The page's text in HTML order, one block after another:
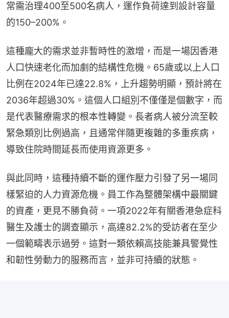
常需治理400至500名病人，運作負荷達到設計容量
的150–200%。
這種龐大的需求並非暫時性的激增，而是一場因香港
人口快速老化而加劇的結構性危機。65歲或以上人口
比例在2024年已達22.8%，上升趨勢明顯，預計將在
2036年超過30%。這個人口組別不僅僅是個數字，而
是代表醫療需求的根本性轉變。長者病人被分流至較
緊急類別比例過高，且通常伴隨更複雜的多重疾病，
導致住院時間延長而使用資源更多。
與此同時，這種持續不斷的運作壓力引發了另一場同
樣緊迫的人力資源危機。員工作為整體架構中最關鍵
的資產，更見不勝負荷。一項2022年有關香港急症科
醫生及護士的調查顯示，高達82.2%的受訪者在至少
一個範疇表示過勞。這對一類依賴高技能兼具警覺性
和韌性勞動力的服務而言，並非可持續的狀態。